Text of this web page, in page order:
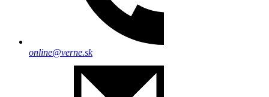
online@verne.sk